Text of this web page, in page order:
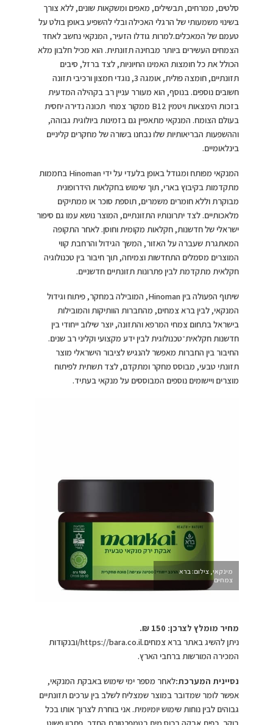
סלטים, ממרחים, תבשילים, מאפים ומשקאות שונים, ללא צורך
בשינוי משמעותי של הרגלי האכילה ובלי להשפיע באופן בולט על
טעמם של המאכלים.למרות גודלו הזעיר, המנקאי נחשב לאחד
הצמחים העשירים ביותר מבחינה תזונתית. הוא מכיל חלבון מלא
הכולל את כל חומצות האמינו החיוניות, לצד ברזל, סיבים
תזונתיים, חומצה פולית, אומגה 3, נוגדי חמצון ורכיבי תזונה
חשובים נוספים. בנוסף, הוא מעורר עניין רב בקהילה המדעית
בזכות הימצאות ויטמין B12 ממקור צמחי תכונה נדירה יחסית
בעולם הצומח. המנקאי מתאפיין גם בזמינות ביולוגית גבוהה,
וההשפעות הבריאותיות שלו נבחנו בשורה של מחקרים קליניים
בינלאומיים.
המנקאי מפותח ומגודל באופן בלעדי על ידי Hinoman בחממות
מתקדמות בקיבוץ בארי, תוך שימוש בחקלאות הידרופונית
מבוקרת וללא חומרים משמרים, תוספת סוכר או ממתיקים
מלאכותיים. לצד יתרונותיו התזונתיים, המוצר נושא עמו גם סיפור
ישראלי של חדשנות, חקלאות מקומית וחוסן. לאחר התקופה
המאתגרת שעברה על האזור, המשך הגידול והרחבת קווי
המוצרים מסמלים התחדשות וצמיחה, תוך חיבור בין טכנולוגיה
חקלאית מתקדמת לבין פתרונות תזונתיים חדשניים.
שיתוף הפעולה בין Hinoman, המובילה במחקר, פיתוח וגידול
המנקאי, לבין ברא צמחים, מהחברות הוותיקות והמובילות
בישראל בתחום צמחי המרפא והתזונה, יוצר שילוב ייחודי בין
חדשנות חקלאית־טכנולוגית לבין ידע מקצועי וקליני רב שנים.
החיבור בין החברות מאפשר להנגיש לציבור הישראלי מוצר
תזונתי טבעי, מבוסס מחקר ומתקדם, לצד תשתית לפיתוח
מוצרים ויישומים נוספים המבוססים על מנקאי בעתיד.
מינקאי, צילום: ברא
צמחים
מחיר מומלץ לצרכן: 150 ₪.
ניתן להשיג באתר ברא צמחים.https://bara.co.il/ובנקודות
המכירה המורשות ברחבי הארץ.
נסיינית המערכת:לאחר מספר ימי שימוש באבקת המנקאי,
אפשר לומר שמדובר במוצר שמצליח לשלב בין ערכים תזונתיים
גבוהים לבין נוחות שימוש יומיומית. אני בוחרת לצרוך אותו בכל
בוקר, כפית אבקה בכוס מים בטמפרטורת החדר, פתרון פשוט